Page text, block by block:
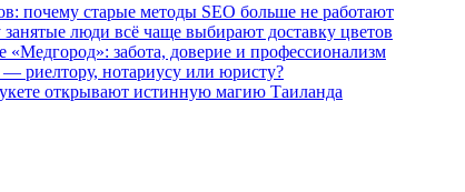
почему старые методы SEO больше не работают
люди всё чаще выбирают доставку цветов
«Медгород»: забота, доверие и профессионализм
риелтору, нотариусу или юристу?
открывают истинную магию Таиланда